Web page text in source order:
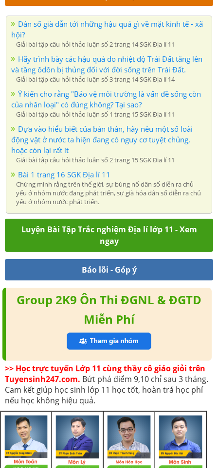
Dân số già dẫn tới những hậu quả gì về mặt kinh tế - xã
hội?
Giải bài tập câu hỏi thảo luận số 2 trang 14 SGK Địa lí 11
Hãy trình bày các hậu quả do nhiệt độ Trái Đất tăng lên
và tầng ôdôn bị thủng đối với đời sống trên Trái Đất.
Giải bài tập câu hỏi thảo luận số 3 trang 14 SGK Địa lí 14
Ý kiến cho rằng "Bảo vệ môi trường là vấn đề sống còn
của nhân loại" có đúng không? Tại sao?
Giải bài tập câu hỏi thảo luận số 1 trang 15 SGK Địa lí 11
Dựa vào hiểu biết của bản thân, hãy nêu một số loài
động vật ở nước ta hiện đang có nguy cơ tuyệt chủng,
hoặc còn lại rất ít
Giải bài tập câu hỏi thảo luận số 2 trang 15 SGK Địa lí 11
Bài 1 trang 16 SGK Địa lí 11
Chứng minh rằng trên thế giới, sự bùng nổ dân số diễn ra chủ
yếu ở nhóm nước đang phát triển, sự già hóa dân số diễn ra chủ
yếu ở nhóm nước phát triển.
Luyện Bài Tập Trắc nghiệm Địa lí lớp 11 - Xem
ngay
Báo lỗi - Góp ý
Group 2K9 Ôn Thi ĐGNL & ĐGTD
Miễn Phí
>> Học trực tuyến Lớp 11 cùng thầy cô giáo giỏi trên
Tuyensinh247.com. Bứt phá điểm 9,10 chỉ sau 3 tháng.
Cam kết giúp học sinh lớp 11 học tốt, hoàn trả học phí
nếu học không hiệu quả.